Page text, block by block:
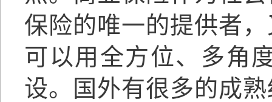
保险的唯一的提供者
可以用全方位、多角
设。国外有很多的成